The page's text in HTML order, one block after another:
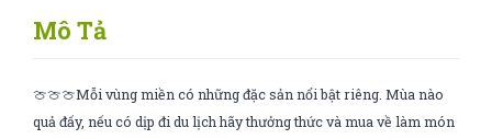
Mô Tả
🍈🍈🍈Mỗi vùng miền có những đặc sản nổi bật riêng. Mùa nào
quả đấy, nếu có dịp đi du lịch hãy thưởng thức và mua về làm món